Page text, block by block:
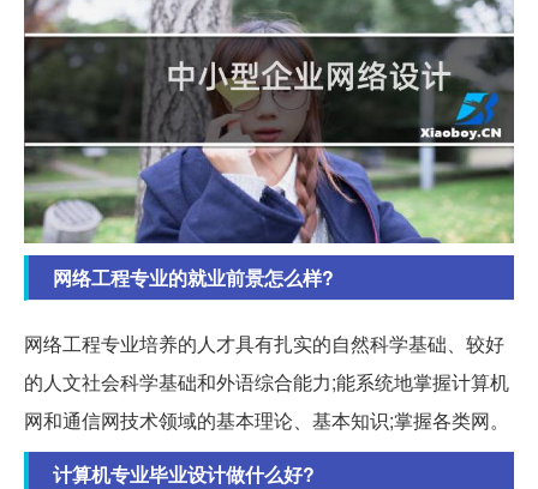
网络工程专业的就业前景怎么样?
网络工程专业培养的人才具有扎实的自然科学基础、较好
的人文社会科学基础和外语综合能力;能系统地掌握计算机
网和通信网技术领域的基本理论、基本知识;掌握各类网。
计算机专业毕业设计做什么好?